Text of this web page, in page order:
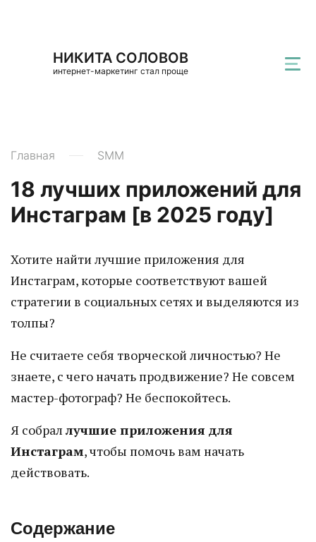
НИКИТА СОЛОВОВ
интернет-маркетинг стал проще
Главная SMM
18 лучших приложений для
Инстаграм [в 2025 году]
Хотите найти лучшие приложения для
Инстаграм, которые соответствуют вашей
стратегии в социальных сетях и выделяются из
толпы?
Не считаете себя творческой личностью? Не
знаете, с чего начать продвижение? Не совсем
мастер-фотограф? Не беспокойтесь.
Я собрал лучшие приложения для
Инстаграм, чтобы помочь вам начать
действовать.
Содержание